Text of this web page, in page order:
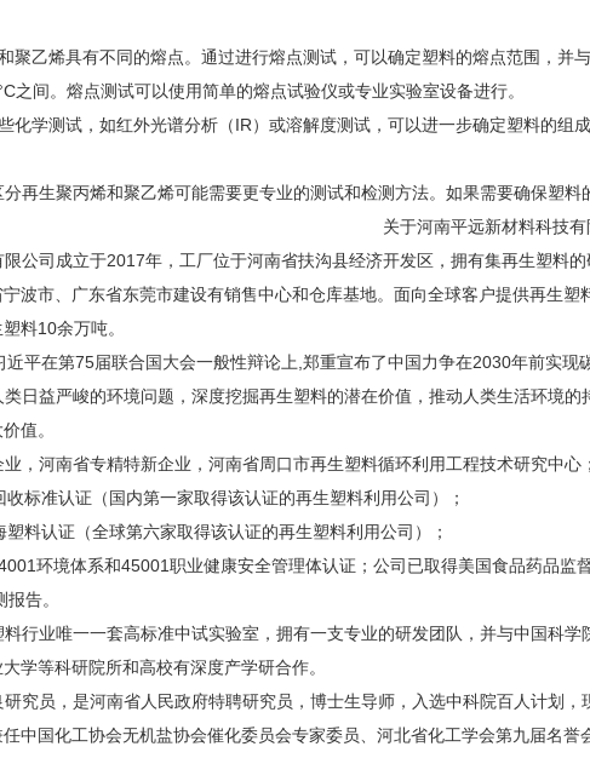
聚乙烯具有不同的熔点。通过进行熔点测试，可以确定塑料的熔点范围，并
之间。熔点测试可以使用简单的熔点试验仪或专业实验室设备进行。
化学测试，如红外光谱分析（IR）或溶解度测试，可以进一步确定塑料的
再生聚丙烯和聚乙烯可能需要更专业的测试和检测方法。如果需要确保塑
关于河南平远新材料科技有
公司成立于2017年，工厂位于河南省扶沟县经济开发区，拥有集再生塑料
波市、广东省东莞市建设有销售中心和仓库基地。面向全球客户提供再生
料10余万吨。
平在第75届联合国大会一般性辩论上,郑重宣布了中国力争在2030年前实现
日益严峻的环境问题，深度挖掘再生塑料的潜在价值，推动人类生活环境
值。
，河南省专精特新企业，河南省周口市再生塑料循环利用工程技术研究中心；
收标准认证（国内第一家取得该认证的再生塑料利用公司）；
塑料认证（全球第六家取得该认证的再生塑料利用公司）；
环境体系和45001职业健康安全管理体认证；公司已取得美国食品药品
告。
行业唯一一套高标准中试实验室，拥有一支专业的研发团队，并与中国科
学等科研院所和高校有深度产学研合作。
究员，是河南省人民政府特聘研究员，博士生导师，入选中科院百人计划
中国化工协会无机盐协会催化委员会专家委员、河北省化工学会第九届名誉